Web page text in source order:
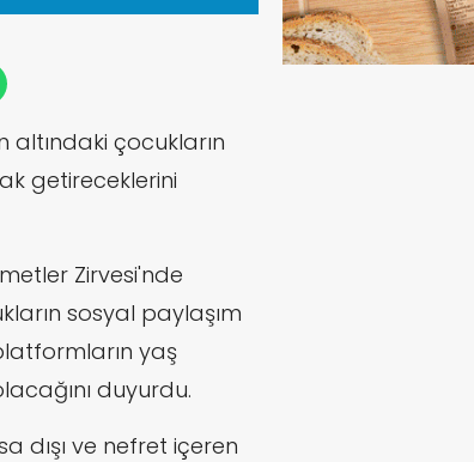
altındaki çocukların
getireceklerini
Zirvesi'nde
sosyal paylaşım
yaş
duyurdu.
dışı ve nefret içeren